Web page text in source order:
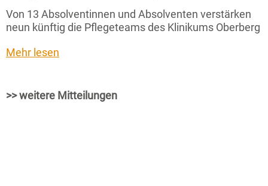
Von 13 Absolventinnen und Absolventen verstärken
neun künftig die Pflegeteams des Klinikums Oberberg
Mehr lesen
>> weitere Mitteilungen